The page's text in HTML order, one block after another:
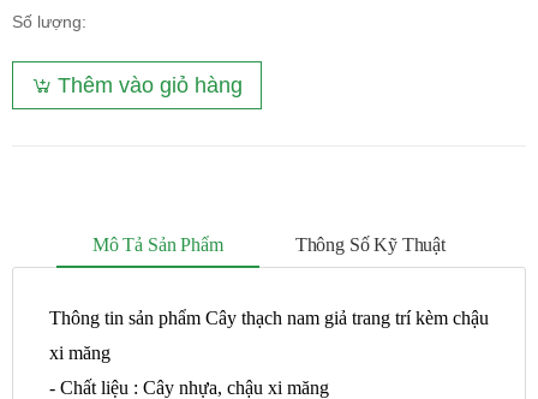
Số lượng:
Thêm vào giỏ hàng
Mô Tả Sản Phẩm Thông Số Kỹ Thuật
Thông tin sản phẩm Cây thạch nam giả trang trí kèm chậu
xi măng
- Chất liệu : Cây nhựa, chậu xi măng